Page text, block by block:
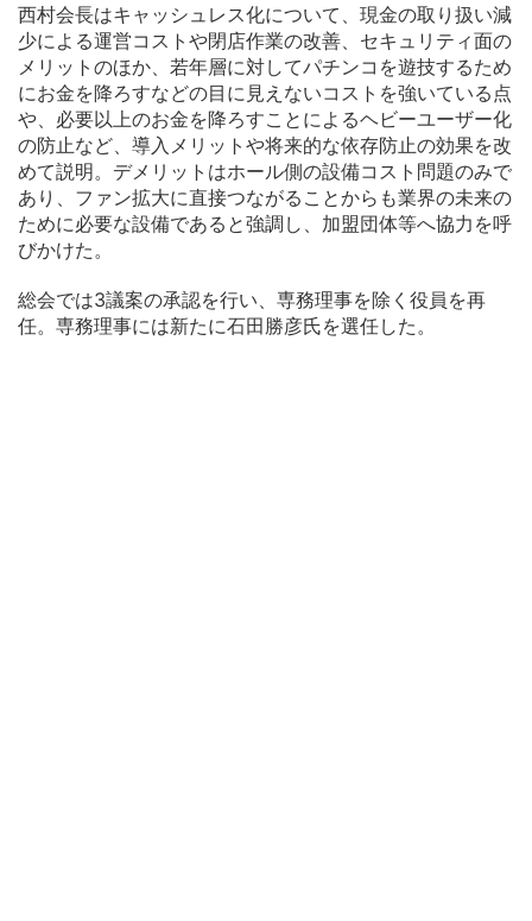
西村会長はキャッシュレス化について、現金の取り扱い減
少による運営コストや閉店作業の改善、セキュリティ面の
メリットのほか、若年層に対してパチンコを遊技するため
にお金を降ろすなどの目に見えないコストを強いている点
や、必要以上のお金を降ろすことによるヘビーユーザー化
の防止など、導入メリットや将来的な依存防止の効果を改
めて説明。デメリットはホール側の設備コスト問題のみで
あり、ファン拡大に直接つながることからも業界の未来の
ために必要な設備であると強調し、加盟団体等へ協力を呼
びかけた。
総会では3議案の承認を行い、専務理事を除く役員を再
任。専務理事には新たに石田勝彦氏を選任した。